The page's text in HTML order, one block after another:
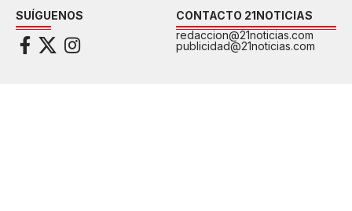
SUÍGUENOS
CONTACTO 21NOTICIAS
redaccion@21noticias.com
publicidad@21noticias.com